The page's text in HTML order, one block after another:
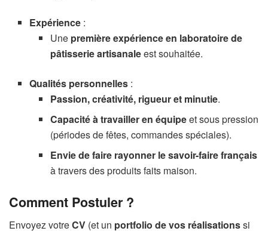
Expérience :
Une première expérience en laboratoire de
pâtisserie artisanaleest souhaitée.
Qualités personnelles :
Passion, créativité, rigueur et minutie.
Capacité à travailler en équipeet sous pression
(périodes de fêtes, commandes spéciales).
Envie de faire rayonner le savoir-faire français
à travers des produits faits maison.
Comment Postuler ?
Envoyez votreCV (et un portfolio de vos réalisationssi